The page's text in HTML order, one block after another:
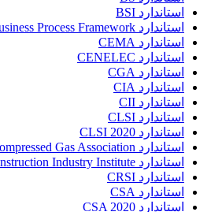
استاندارد BSI
استاندارد Business Process Framework
استاندارد CEMA
استاندارد CENELEC
استاندارد CGA
استاندارد CIA
استاندارد CII
استاندارد CLSI
استاندارد CLSI 2020
استاندارد Compressed Gas Association
استاندارد Construction Industry Institute
استاندارد CRSI
استاندارد CSA
استاندارد CSA 2020